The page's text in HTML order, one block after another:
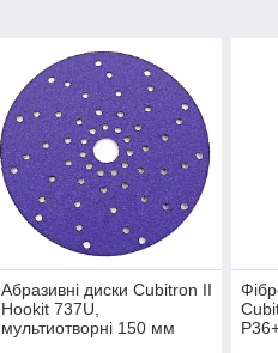
Абразивні диски Cubitron II
Hookit 737U,
мультиотворні 150 мм